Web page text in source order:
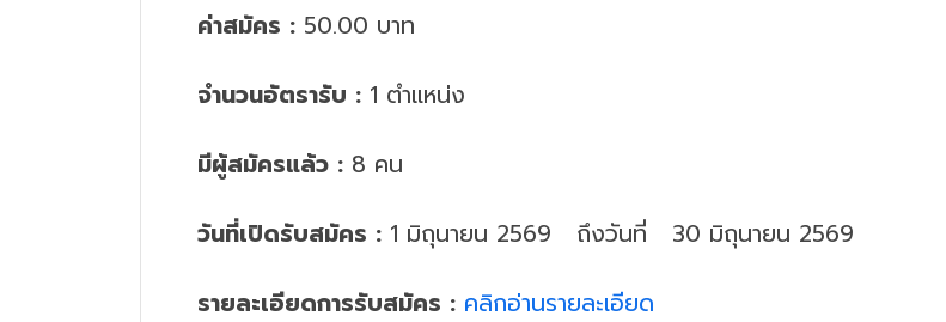
ค่าสมัคร : 50.00 บาท
จำนวนอัตรารับ : 1 ตำแหน่ง
มีผู้สมัครแล้ว : 8 คน
วันที่เปิดรับสมัคร : 1 มิถุนายน 2569 ถึงวันที่ 30 มิถุนายน 2569
รายละเอียดการรับสมัคร : คลิกอ่านรายละเอียด